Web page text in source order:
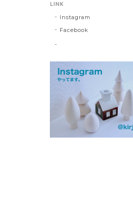
LINK
Instagram
Facebook